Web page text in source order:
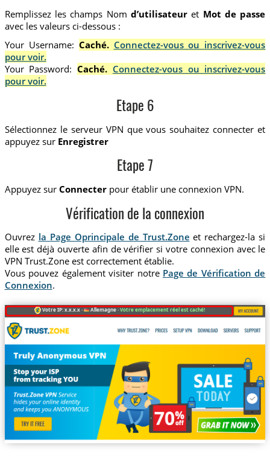
Remplissez les champs Nom d’utilisateur et Mot de passe
avec les valeurs ci-dessous :
Your Username: Caché. Connectez-vous ou inscrivez-vous
pour voir.
Your Password:Caché. Connectez-vous ou inscrivez-vous
pour voir.
Etape 6
Sélectionnez le serveur VPN que vous souhaitez connecter et
appuyez sur Enregistrer
Etape 7
Appuyez sur Connecterpour établir une connexion VPN.
Vérification de la connexion
Ouvrez la Page Oprincipale de Trust.Zone et rechargez-la si
elle est déjà ouverte afin de vérifier si votre connexion avec le
VPN Trust.Zone est correctement établie.
Vous pouvez également visiter notre Page de Vérification de
Connexion.
Votre IP: x.x.x.x · Allemagne ·Votre emplacement réel est caché!